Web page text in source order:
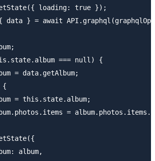
loading: true });
data } = await
=== null) {
= data.getAlbum;
{
= this.state.album;
=
album,